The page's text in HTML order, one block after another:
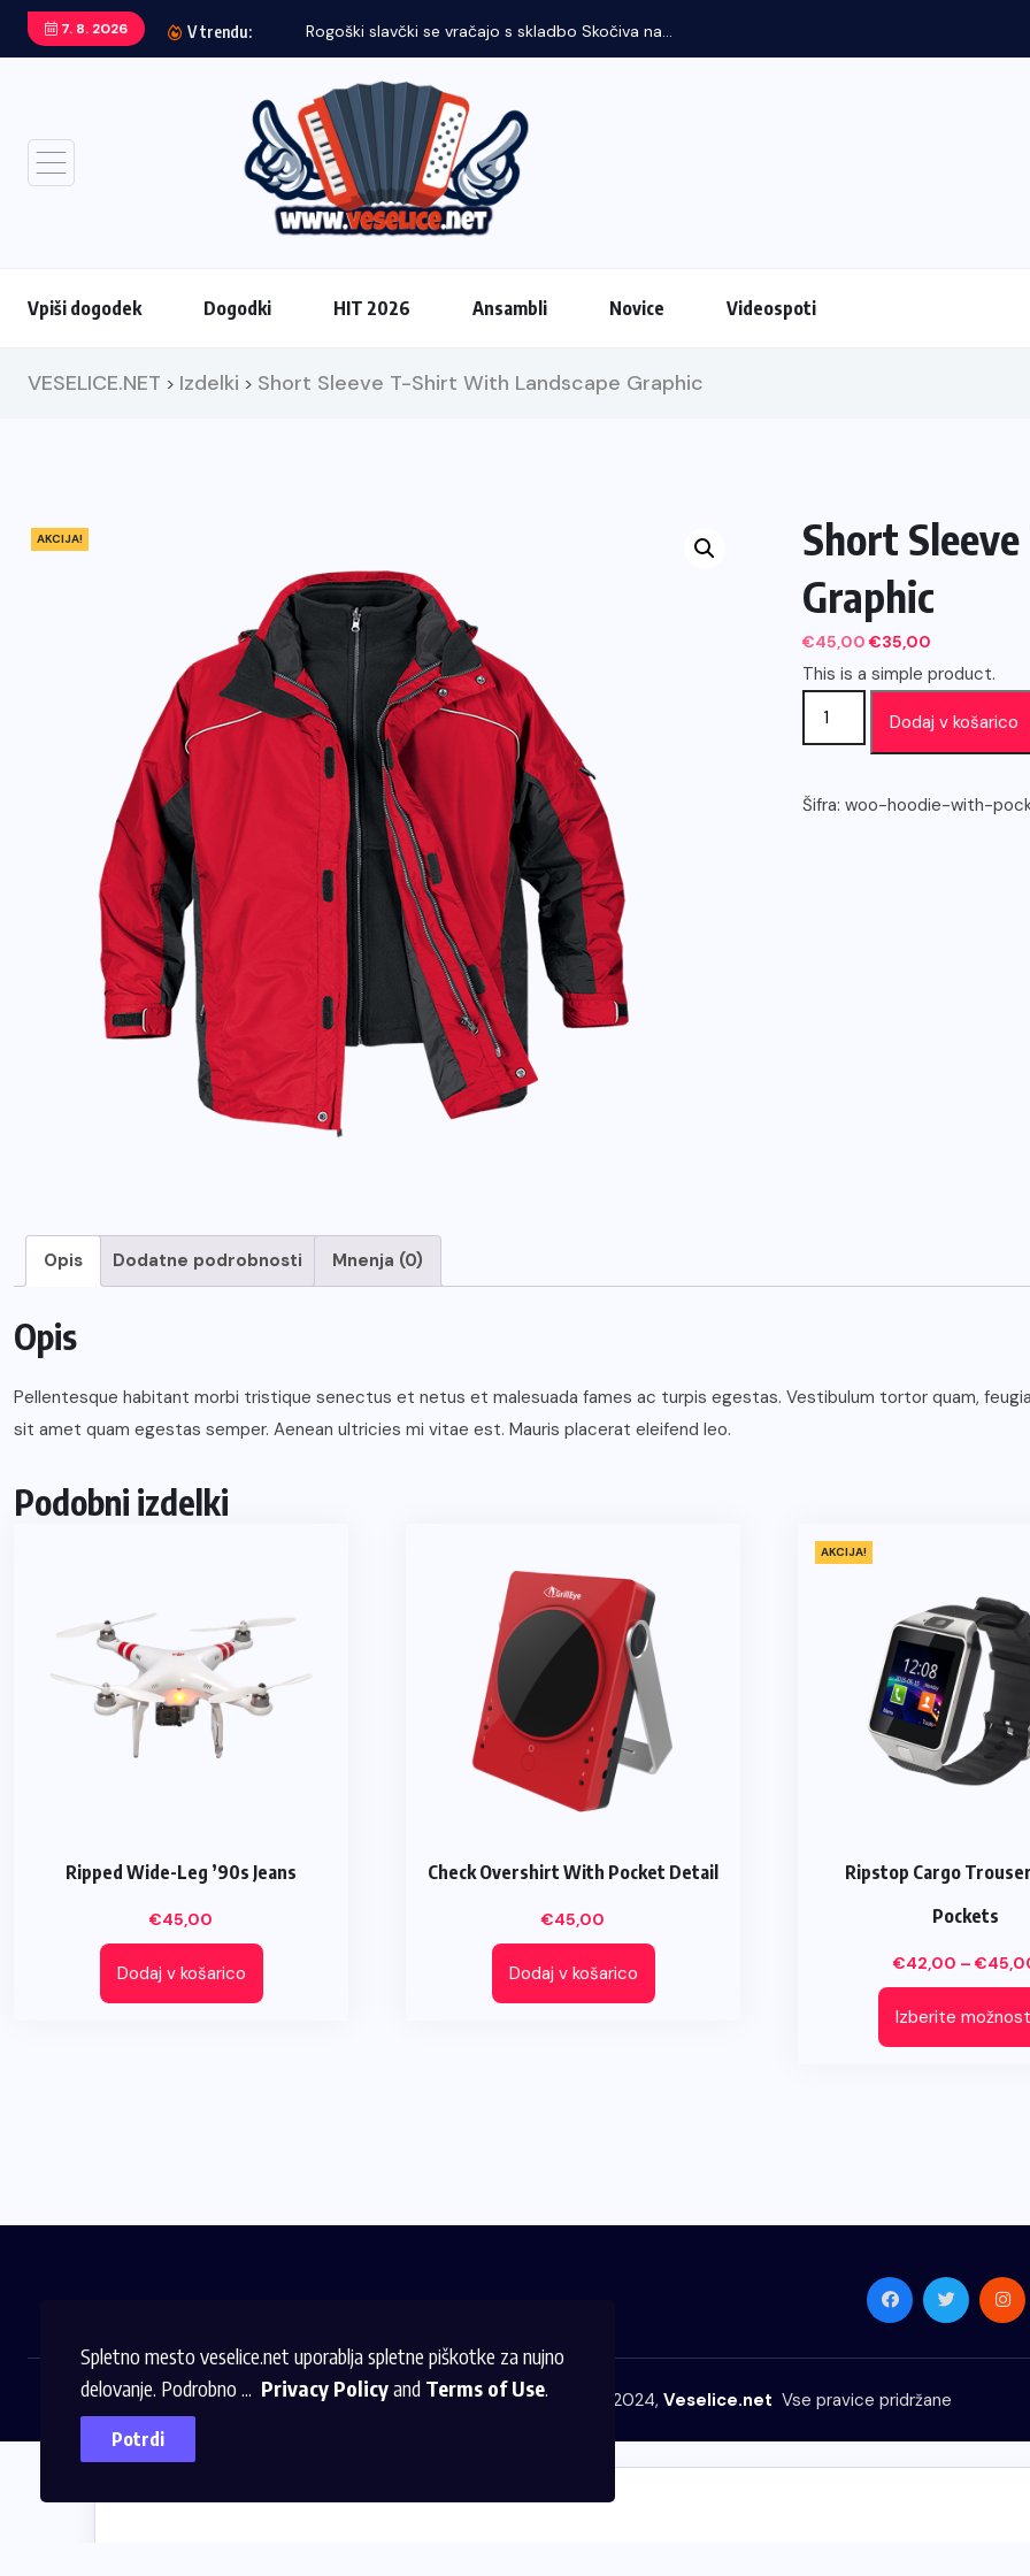
Spletno mesto veselice.net uporablja spletne piškotke za nujno
delovanje. Podrobno ... Privacy Policyand Terms of Use.
Potrdi
7. 8. 2026 V trendu:
Vpiši dogodek Dogodki HIT 2026 Ansambli Novice Videospoti
VESELICE.NET > Izdelki > Short Sleeve T-Shirt With Landscape Graphic
AKCIJA!
Short
Graphic
€45,00 Izvirna
cena
€35,00
cena
€35,00.
This is a simple product.
Shirt
Dodaj v košarico
Šifra:woo-hoodie-with-
Opis Dodatne podrobnosti Mnenja (0)
Opis
Pellentesque habitant morbi tristique senectus et netus et malesuada fames ac turpis egestas. Vestibulum tortor quam,
sit amet quam egestas semper. Aenean ultricies mi vitae est. Mauris placerat eleifend leo.
Podobni izdelki
Ripped Wide-Leg ’90s Jeans
€45,00
Dodaj v košarico
Check Overshirt With Pocket Detail
€45,00
Dodaj v košarico
AKCIJA!
Ripstop Cargo
Pockets
€42,00 – €
Izberite
© 2024, Veselice.net Vse pravice pridržane